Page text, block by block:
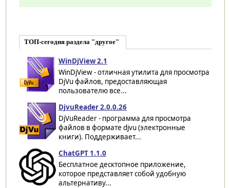
ТОП-сегодня раздела "другое"
WinDjView 2.1
WinDjView - отличная утилита для просмотра
DjVu файлов, предоставляющая
пользователю все...
DjvuReader 2.0.0.26
DjVuReader - программа для просмотра
файлов в формате djvu (электронные
книги). Поддерживает...
ChatGPT 1.1.0
Бесплатное десктопное приложение,
которое представляет собой удобную
альтернативу...